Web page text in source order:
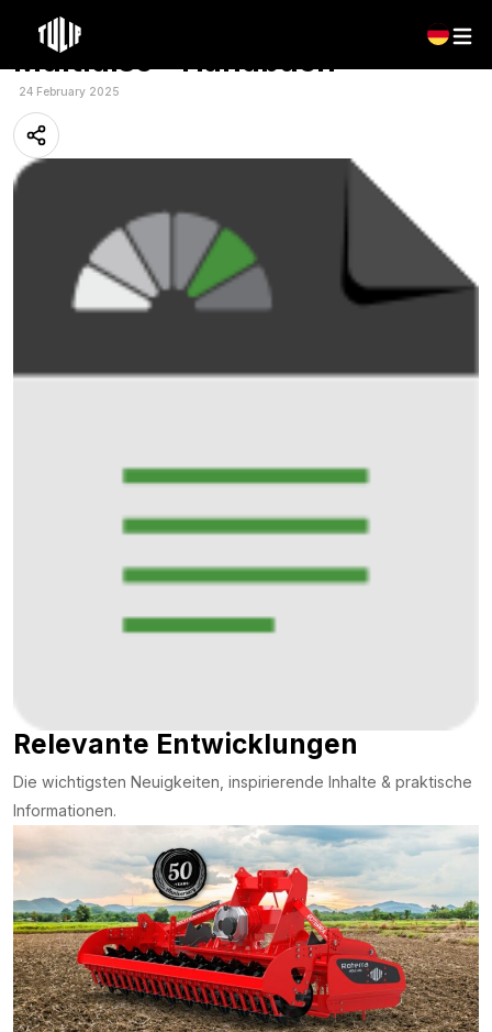
Mehrsprachig: Tulip –
Multidisc – Handbuch
24 February 2025
Relevante Entwicklungen
Die wichtigsten Neuigkeiten, inspirierende Inhalte & praktische
Informationen.